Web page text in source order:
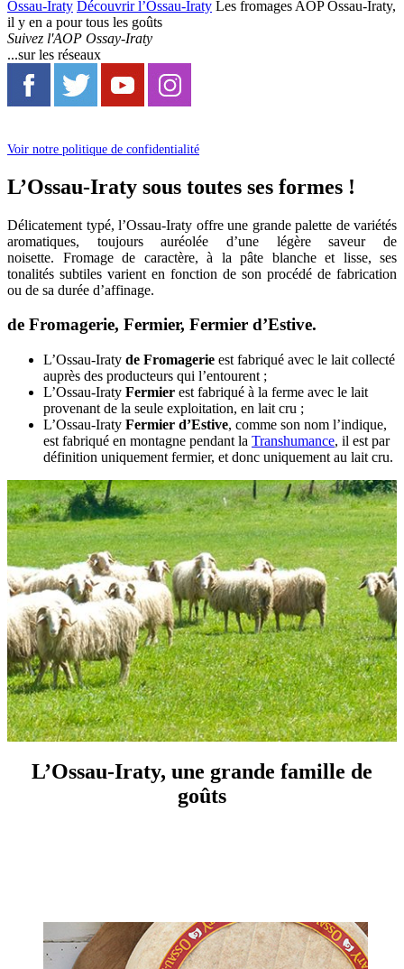
Ossau-Iraty Découvrir l’Ossau-Iraty Les fromages AOP Ossau-Iraty,
il y en a pour tous les goûts
Suivez l'AOP Ossay-Iraty
...sur les réseaux
Voir notre politique de confidentialité
L’Ossau-Iraty sous toutes ses formes !
Délicatement typé, l’Ossau-Iraty offre une grande palette de variétés
aromatiques, toujours auréolée d’une légère saveur de
noisette. Fromage de caractère, à la pâte blanche et lisse, ses
tonalités subtiles varient en fonction de son procédé de fabrication
ou de sa durée d’affinage.
de Fromagerie, Fermier, Fermier d’Estive.
L’Ossau-Iraty de Fromagerie est fabriqué avec le lait collecté
auprès des producteurs qui l’entourent ;
L’Ossau-Iraty Fermier est fabriqué à la ferme avec le lait
provenant de la seule exploitation, en lait cru ;
L’Ossau-Iraty Fermier d’Estive, comme son nom l’indique,
est fabriqué en montagne pendant la Transhumance, il est par
définition uniquement fermier, et donc uniquement au lait cru.
L’Ossau-Iraty, une grande famille de
goûts